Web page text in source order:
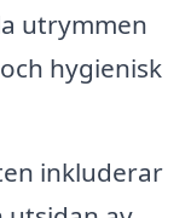
utrymmen
hygienisk
inkluderar